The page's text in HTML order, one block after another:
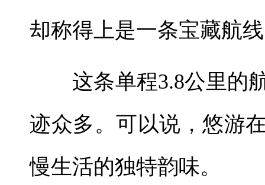
却称得上是一条宝藏航
这条单程3.8公里的航
迹众多。可以说，悠游
慢生活的独特韵味。